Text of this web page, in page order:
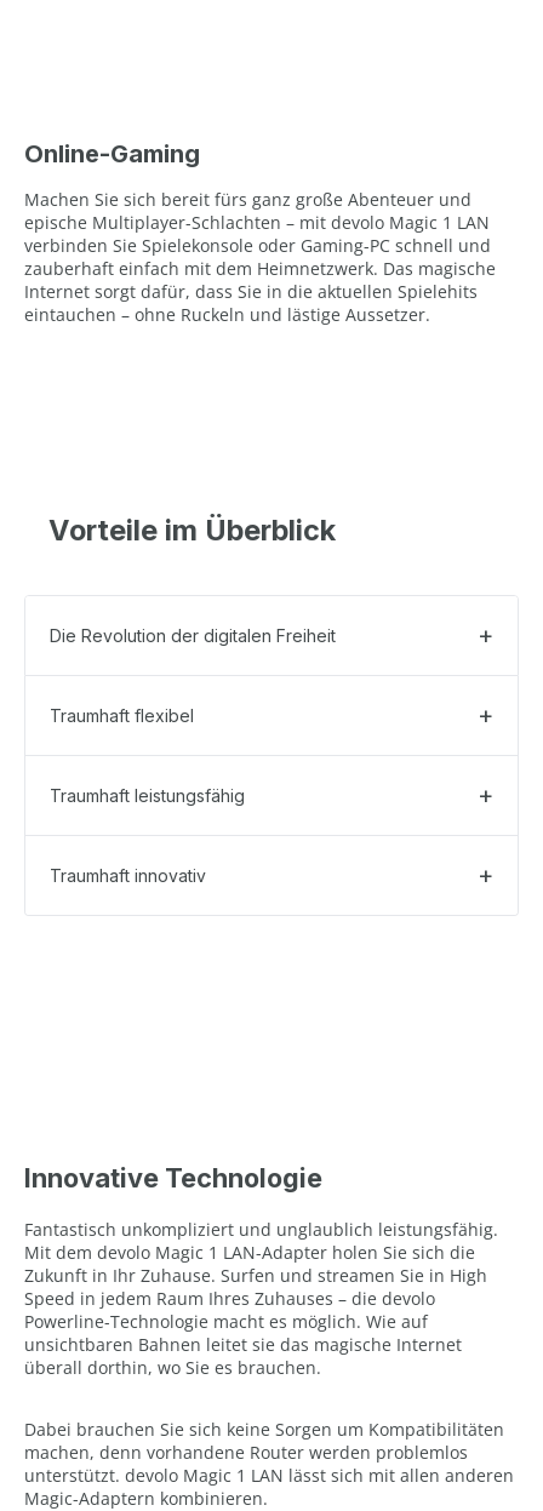
Online-Gaming
Machen Sie sich bereit fürs ganz große Abenteuer und
epische Multiplayer-Schlachten – mit devolo Magic 1 LAN
verbinden Sie Spielekonsole oder Gaming-PC schnell und
zauberhaft einfach mit dem Heimnetzwerk. Das magische
Internet sorgt dafür, dass Sie in die aktuellen Spielehits
eintauchen – ohne Ruckeln und lästige Aussetzer.
Vorteile im Überblick
Die Revolution der digitalen Freiheit
Traumhaft flexibel
Traumhaft leistungsfähig
Traumhaft innovativ
Innovative Technologie
Fantastisch unkompliziert und unglaublich leistungsfähig.
Mit dem devolo Magic 1 LAN-Adapter holen Sie sich die
Zukunft in Ihr Zuhause. Surfen und streamen Sie in High
Speed in jedem Raum Ihres Zuhauses – die devolo
Powerline-Technologie macht es möglich. Wie auf
unsichtbaren Bahnen leitet sie das magische Internet
überall dorthin, wo Sie es brauchen.
Dabei brauchen Sie sich keine Sorgen um Kompatibilitäten
machen, denn vorhandene Router werden problemlos
unterstützt. devolo Magic 1 LAN lässt sich mit allen anderen
Magic-Adaptern kombinieren.